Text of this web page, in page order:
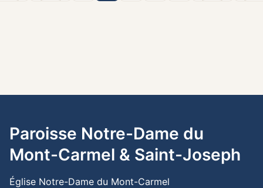
Paroisse Notre-Dame du
Mont-Carmel & Saint-Joseph
Église Notre-Dame du Mont-Carmel